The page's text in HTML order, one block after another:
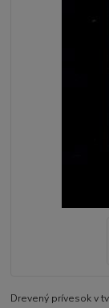
Drevený prívesok v